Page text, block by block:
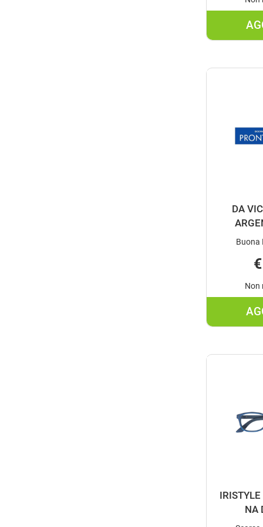
DA
Buona
Non
NA